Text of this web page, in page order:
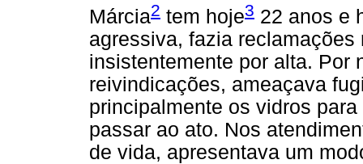
Márcia2 tem hoje3 22 anos e
agressiva, fazia
insistentemente por alta. Por
reivindicações, ameaçava
principalmente os vidros
passar ao ato. Nos
de vida, apresentava um